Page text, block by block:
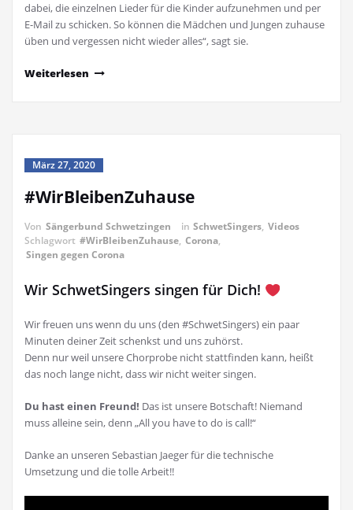
dabei, die einzelnen Lieder für die Kinder aufzunehmen und per
E-Mail zu schicken. So können die Mädchen und Jungen zuhause
üben und vergessen nicht wieder alles“, sagt sie.
Weiterlesen
März 27, 2020
#WirBleibenZuhause
Von Sängerbund Schwetzingen in SchwetSingers, Videos
Schlagwort #WirBleibenZuhause, Corona,
Singen gegen Corona
Wir SchwetSingers singen für Dich!
Wir freuen uns wenn du uns (den #SchwetSingers) ein paar
Minuten deiner Zeit schenkst und uns zuhörst.
Denn nur weil unsere Chorprobe nicht stattfinden kann, heißt
das noch lange nicht, dass wir nicht weiter singen.
Du hast einen Freund! Das ist unsere Botschaft! Niemand
muss alleine sein, denn „All you have to do is call!“
Danke an unseren Sebastian Jaeger für die technische
Umsetzung und die tolle Arbeit!!